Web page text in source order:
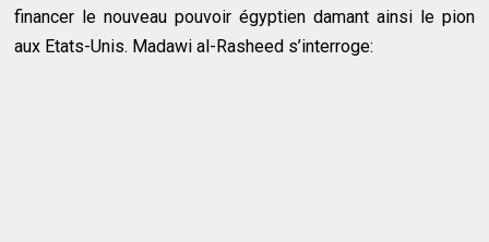
financer le nouveau pouvoir égyptien damant ainsi le pion
aux Etats-Unis. Madawi al-Rasheed s’interroge: